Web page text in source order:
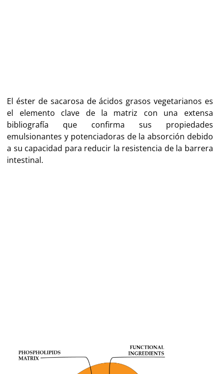
El éster de sacarosa de ácidos grasos vegetarianos es
el elemento clave de la matriz con una extensa
bibliografía que confirma sus propiedades
emulsionantes y potenciadoras de la absorción debido
a su capacidad para reducir la resistencia de la barrera
intestinal.